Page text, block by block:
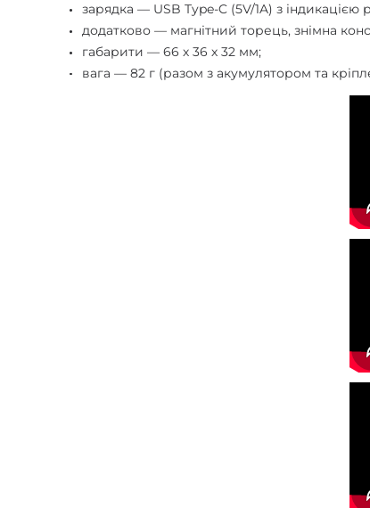
зарядка — USB Type-C (5V/1A) з індикацією
додатково — магнітний торець, знімна
габарити — 66 х 36 х 32 мм;
вага — 82 г (разом з акумулятором та